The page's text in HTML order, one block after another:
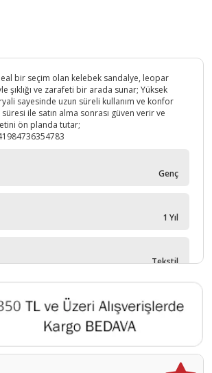
bir seçim olan kelebek sandalye, leopar
şıklığı ve zarafeti bir arada sunar; Yüksek
sayesinde uzun süreli kullanım ve konfor
ile satın alma sonrası güven verir ve
ön planda tutar;
Genç
1 Yıl
Tekstil
Josephine